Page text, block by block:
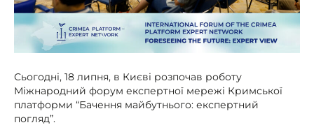
Сьогодні, 18 липня, в Києві розпочав роботу
Міжнародний форум експертної мережі Кримської
платформи “Бачення майбутнього: експертний
погляд”.